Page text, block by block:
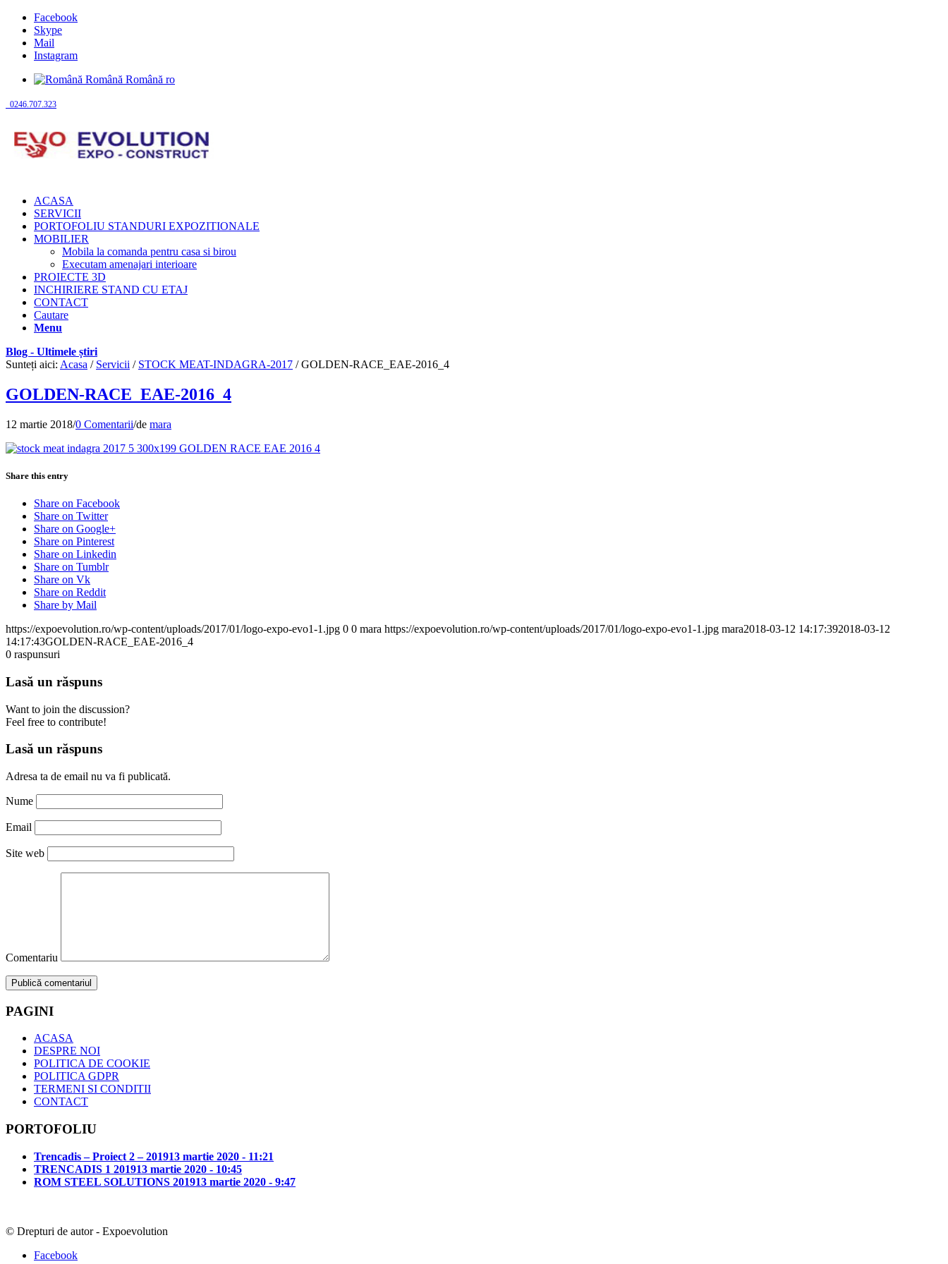
Facebook
Skype
Mail
Instagram
Română Română ro
0246.707.323
ACASA
SERVICII
PORTOFOLIU STANDURI EXPOZITIONALE
MOBILIER
Mobila la comanda pentru casa si birou
Executam amenajari interioare
PROIECTE 3D
INCHIRIERE STAND CU ETAJ
CONTACT
Cautare
Menu
Blog - Ultimele știri
Sunteți aici: Acasa / Servicii / STOCK MEAT-INDAGRA-2017 / GOLDEN-RACE_EAE-2016_4
GOLDEN-RACE_EAE-2016_4
12 martie 2018/0 Comentarii/de mara
Share this entry
Share on Facebook
Share on Twitter
Share on Google+
Share on Pinterest
Share on Linkedin
Share on Tumblr
Share on Vk
Share on Reddit
Share by Mail
https://expoevolution.ro/wp-content/uploads/2017/01/logo-expo-evo1-1.jpg 0 0 mara https://expoevolution.ro/wp-content/uploads/2017/01/logo-expo-evo1-1.jpg mara2018-03-12 14:17:392018-03-12
14:17:43GOLDEN-RACE_EAE-2016_4
0 raspunsuri
Lasă un răspuns
Want to join the discussion?
Feel free to contribute!
Lasă un răspuns
Adresa ta de email nu va fi publicată.
Nume
Email
Site web
Comentariu
PAGINI
ACASA
DESPRE NOI
POLITICA DE COOKIE
POLITICA GDPR
TERMENI SI CONDITII
CONTACT
PORTOFOLIU
Trencadis – Proiect 2 – 201913 martie 2020 - 11:21
TRENCADIS 1 201913 martie 2020 - 10:45
ROM STEEL SOLUTIONS 201913 martie 2020 - 9:47
© Drepturi de autor - Expoevolution
Facebook